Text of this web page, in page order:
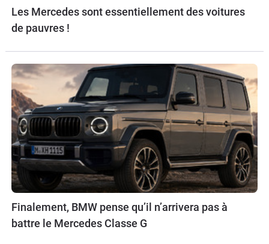
Les Mercedes sont essentiellement des voitures
de pauvres !
Finalement, BMW pense qu’il n’arrivera pas à
battre le Mercedes Classe G